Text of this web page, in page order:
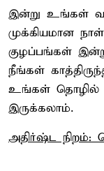
இன்று உங்கள்
முக்கியமான
குழப்பங்கள்
நீங்கள்
உங்கள் தொழில்
இருக்கலாம்.
அதிர்ஷ்ட